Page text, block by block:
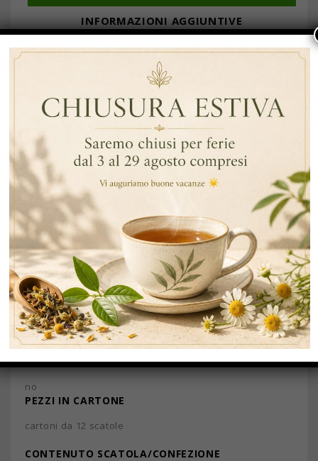
INFORMAZIONI AGGIUNTIVE
INGREDIENTI
Tè Verde
ALLERGENI
no
PEZZI IN CARTONE
cartoni da 12 scatole
CONTENUTO SCATOLA/CONFEZIONE